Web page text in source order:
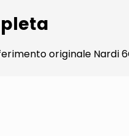
originale Nardi